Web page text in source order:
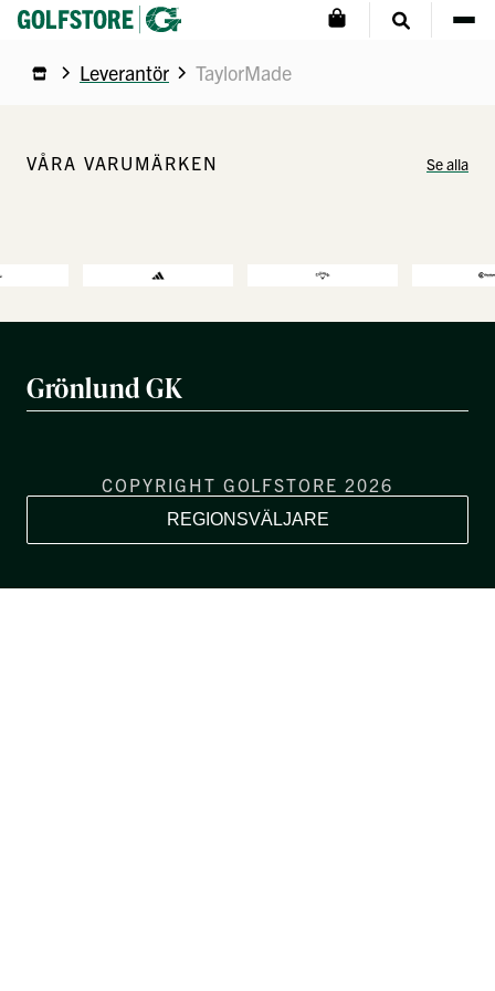
Leverantör TaylorMade
VÅRA VARUMÄRKEN Se alla
Grönlund GK
COPYRIGHT GOLFSTORE 2026
REGIONSVÄLJARE